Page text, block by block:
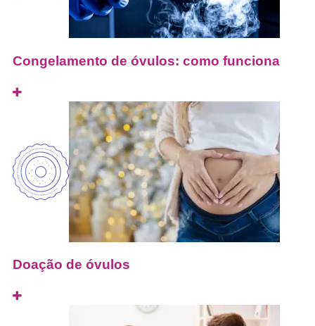
Congelamento de óvulos: como funciona
Doação de óvulos